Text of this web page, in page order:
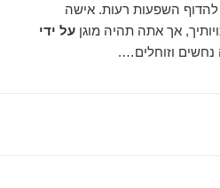
השפעות רעות. אישה
אך אתה תהיה מוגןעל ידי
וזוחלים….